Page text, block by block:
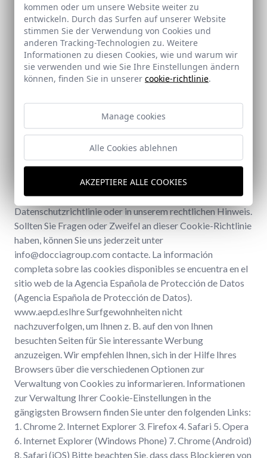
kommen oder um unsere Website weiter zu
entwickeln. Durch das Surfen auf unserer Website
stimmen Sie der Verwendung von Cookies und
anderen Tracking-Technologien zu. Weitere
Informationen zu diesen Cookies, wie und warum wir
sie verwenden und wie Sie Ihre Einstellungen ändern
können, finden Sie in unserer cookie-richtlinie.
Manage cookies
Alle Cookies ablehnen
AKZEPTIERE ALLE COOKIES